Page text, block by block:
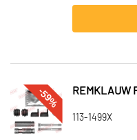
INBOUWPLAATS
Vooras links en rechts
Toon meer
-59% REMKLAUW
113-1499X